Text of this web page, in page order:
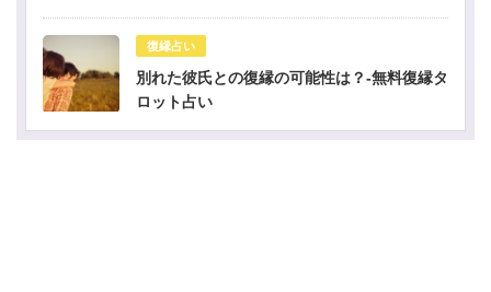
復縁占い
別れた彼氏との復縁の可能性は？-無料復縁タ
ロット占い